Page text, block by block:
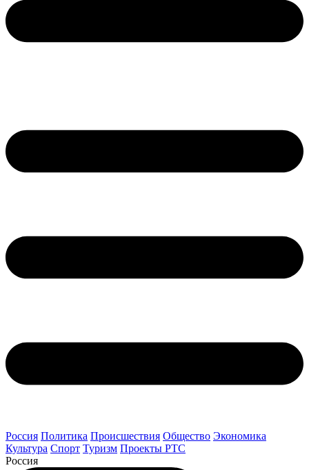
Россия Политика Происшествия Общество Экономика
Культура Спорт Туризм Проекты РТС
Россия